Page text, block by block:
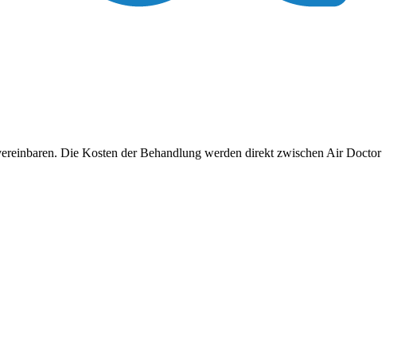
Die Kosten der Behandlung werden direkt zwischen Air Doctor